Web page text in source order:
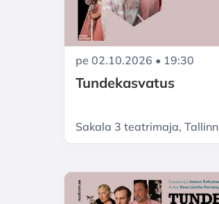
pe 02.10.2026 • 19:30
Tundekasvatus
Sakala 3 teatrimaja, Tallinn